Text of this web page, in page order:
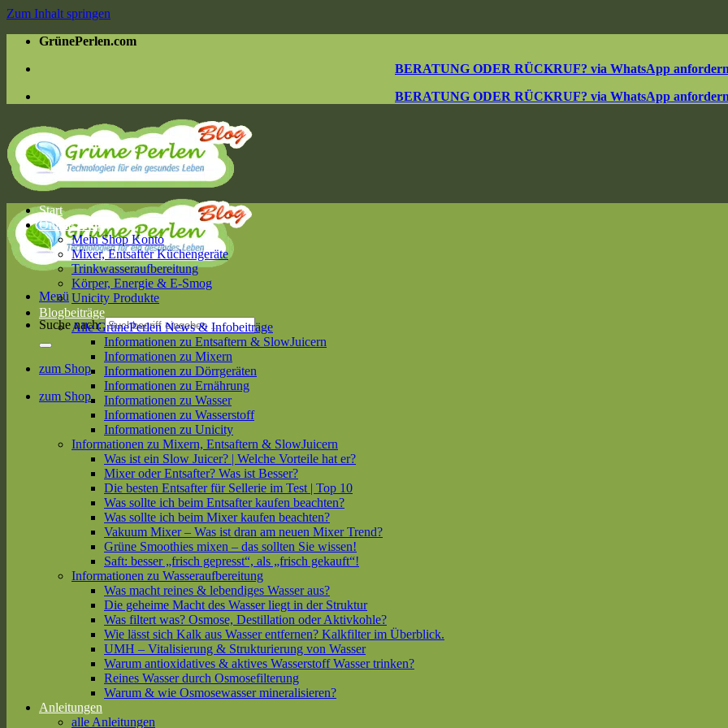
Zum Inhalt springen
GrünePerlen.com
BERATUNG ODER RÜCKRUF? via WhatsApp
BERATUNG ODER RÜCKRUF? via WhatsApp
Menü
Suche nach:
zum Shop
zum Shop
Start
Online Shop
Mein Shop Konto
Mixer, Entsafter Küchengeräte
Trinkwasseraufbereitung
Körper, Energie & E-Smog
Unicity Produkte
Blogbeiträge
Alle GrünePerlen News & Infobeiträge
Informationen zu Entsaftern & SlowJuicern
Informationen zu Mixern
Informationen zu Dörrgeräten
Informationen zu Ernährung
Informationen zu Wasser
Informationen zu Wasserstoff
Informationen zu Unicity
Informationen zu Mixern, Entsaftern & SlowJuicern
Was ist ein Slow Juicer? | Welche Vorteile hat er?
Mixer oder Entsafter? Was ist Besser?
Die besten Entsafter für Sellerie im Test | Top 10
Was sollte ich beim Entsafter kaufen beachten?
Was sollte ich beim Mixer kaufen beachten?
Vakuum Mixer – Was ist dran am neuen Mixer Trend?
Grüne Smoothies mixen – das sollten Sie wissen!
Saft: besser „frisch gepresst“, als „frisch gekauft“!
Informationen zu Wasseraufbereitung
Was macht reines & lebendiges Wasser aus?
Die geheime Macht des Wasser liegt in der Struktur
Was filtert was? Osmose, Destillation oder Aktivkohle?
Wie lässt sich Kalk aus Wasser entfernen? Kalkfilter im Überblick.
UMH – Vitalisierung & Strukturierung von Wasser
Warum antioxidatives & aktives Wasserstoff Wasser trinken?
Reines Wasser durch Osmosefilterung
Warum & wie Osmosewasser mineralisieren?
Anleitungen
alle Anleitungen